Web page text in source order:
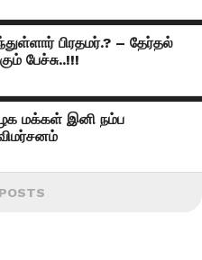
பிரதமர்.? – தேர்தல்
பேச்சு..!!!
மக்கள் இனி நம்ப